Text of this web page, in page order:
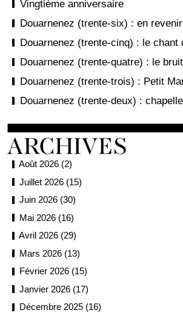
Vingtième anniversaire
Douarnenez (trente-six) : en
Douarnenez (trente-cinq) : le chant
Douarnenez (trente-quatre) : le
Douarnenez (trente-trois) : Petit
Douarnenez (trente-deux) :
Août 2026 (2)
Juillet 2026 (15)
Juin 2026 (30)
Mai 2026 (16)
Avril 2026 (29)
Mars 2026 (13)
Février 2026 (15)
Janvier 2026 (17)
Décembre 2025 (16)